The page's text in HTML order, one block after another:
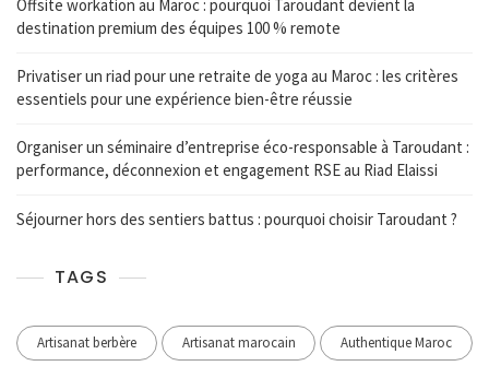
Offsite workation au Maroc : pourquoi Taroudant devient la
destination premium des équipes 100 % remote
Privatiser un riad pour une retraite de yoga au Maroc : les critères
essentiels pour une expérience bien-être réussie
Organiser un séminaire d’entreprise éco-responsable à Taroudant :
performance, déconnexion et engagement RSE au Riad Elaissi
Séjourner hors des sentiers battus : pourquoi choisir Taroudant ?
TAGS
Artisanat berbère Artisanat marocain Authentique Maroc